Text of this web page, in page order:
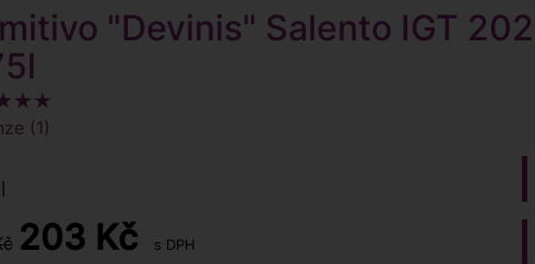
"Devinis" Salento IGT
(1)
203 Kč s DPH